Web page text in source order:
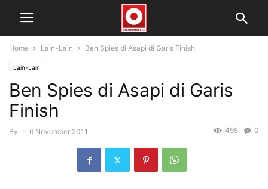
Home Lain-Lain Ben Spies di Asapi di Garis Finish
Lain-Lain
Ben Spies di Asapi di Garis
Finish
By - 6 November 2011 0
495